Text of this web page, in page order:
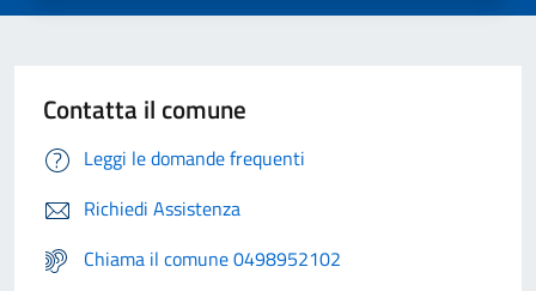
Contatta il comune
Leggi le domande frequenti
Richiedi Assistenza
Chiama il comune 0498952102